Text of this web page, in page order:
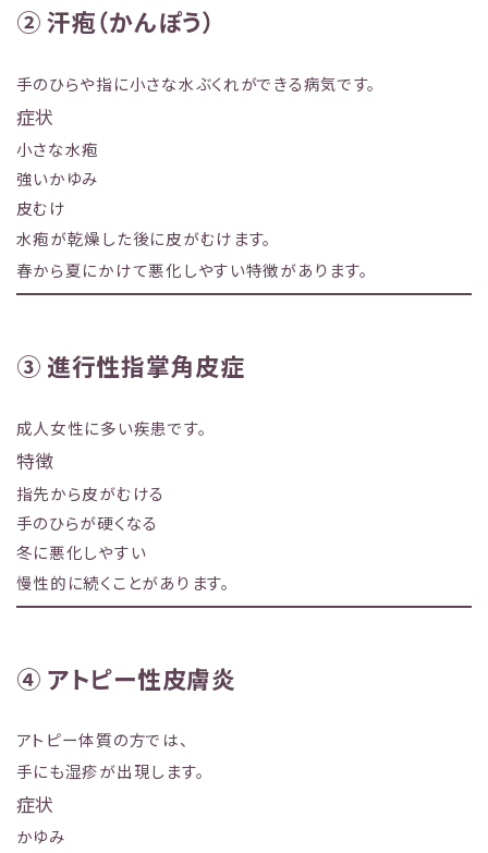
② 汗疱（かんぽう）
手のひらや指に小さな水ぶくれができる病気です。
症状
小さな水疱
強いかゆみ
皮むけ
水疱が乾燥した後に皮がむけます。
春から夏にかけて悪化しやすい特徴があります。
③ 進行性指掌角皮症
成人女性に多い疾患です。
特徴
指先から皮がむける
手のひらが硬くなる
冬に悪化しやすい
慢性的に続くことがあります。
④ アトピー性皮膚炎
アトピー体質の方では、
手にも湿疹が出現します。
症状
かゆみ